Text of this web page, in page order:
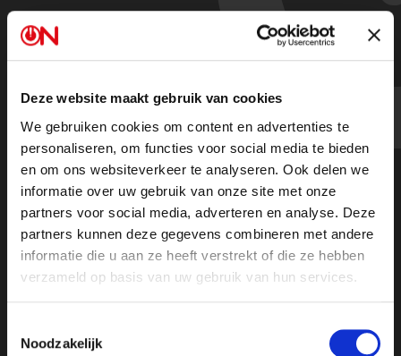
Deze website maakt gebruik van cookies
We gebruiken cookies om content en advertenties te
personaliseren, om functies voor social media te bieden
en om ons websiteverkeer te analyseren. Ook delen we
informatie over uw gebruik van onze site met onze
partners voor social media, adverteren en analyse. Deze
partners kunnen deze gegevens combineren met andere
informatie die u aan ze heeft verstrekt of die ze hebben
verzameld op basis van uw gebruik van hun services.
Noodzakelijk
Kijk deel 2
Of luister de uitzending terug op Spotify